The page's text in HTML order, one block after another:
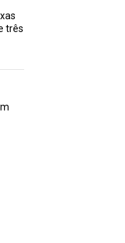
três